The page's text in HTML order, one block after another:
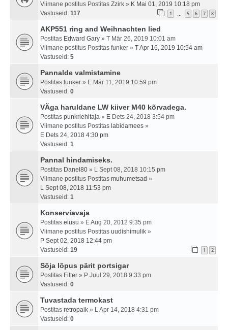
Viimane postitus Postitas Zzirk » K Mai 01, 2019 10:18 pm
Vastuseid: 117 1 5 6 7 8
AKP551 ring and Weihnachten lied
Postitas Edward Gary » T Mär 26, 2019 10:01 am
Viimane postitus Postitas funker » T Apr 16, 2019 10:54 am
Vastuseid: 5
Pannalde valmistamine
Postitas funker » E Mär 11, 2019 10:59 pm
Vastuseid: 0
VÄga haruldane LW kiiver M40 kõrvadega.
Postitas punkriehitaja » E Dets 24, 2018 3:54 pm
Viimane postitus Postitas labidamees »
E Dets 24, 2018 4:30 pm
Vastuseid: 1
Pannal hindamiseks.
Postitas Danel80 » L Sept 08, 2018 10:15 pm
Viimane postitus Postitas muhumetsad »
L Sept 08, 2018 11:53 pm
Vastuseid: 1
Konserviavaja
Postitas eiusu » E Aug 20, 2012 9:35 pm
Viimane postitus Postitas uudishimulik »
P Sept 02, 2018 12:44 pm
Vastuseid: 19 1 2
Sõja lõpus pärit portsigar
Postitas Filter » P Juul 29, 2018 9:33 pm
Vastuseid: 0
Tuvastada termokast
Postitas retropaik » L Apr 14, 2018 4:31 pm
Vastuseid: 0